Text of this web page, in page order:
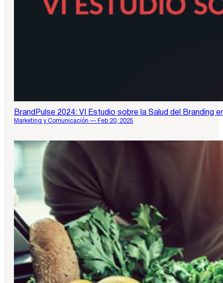
BrandPulse 2024: VI Estudio sobre la Salud del Branding
Marketing y Comunicación — Feb 20, 2025